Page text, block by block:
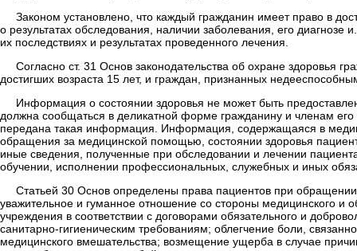
Законом установлено, что каждый гражданин имеет право в
о результатах обследования, наличии заболевания, его
их последствиях и результатах проведенного лечения.
Согласно ст. 31 Основ законодательства об охране здоровья
достигших возраста 15 лет, и граждан, признанных
Информация о состоянии здоровья не может быть
должна сообщаться в деликатной форме гражданину и членам
передана такая информация. Информация, содержащаяся в
обращения за медицинской помощью, состоянии здоровья
иные сведения, полученные при обследовании и лечении
обучении, исполнении профессиональных, служебных и иных
Статьей 30 Основ определены права пациентов при
уважительное и гуманное отношение со стороны медицинского и
учреждения в соответствии с договорами обязательного и
санитарно-гигиеническим требованиям; облегчение боли,
медицинского вмешательства; возмещение ущерба в случае